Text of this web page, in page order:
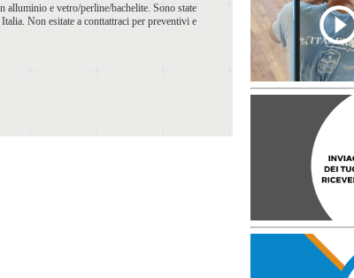
e vetro/perline/bachelite. Sono state
Non esitate a conttattraci per preventivi e